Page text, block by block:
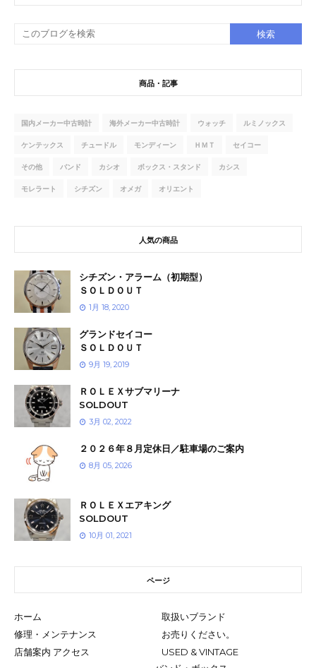
商品・記事
国内メーカー中古時計 海外メーカー中古時計 ウォッチ ルミノックス
ケンテックス チュードル モンディーン ＨＭＴ セイコー
その他 バンド カシオ ボックス・スタンド カシス
モレラート シチズン オメガ オリエント
人気の商品
シチズン・アラーム（初期型）
ＳＯＬＤＯＵＴ
1月 18, 2020
グランドセイコー
ＳＯＬＤＯＵＴ
9月 19, 2019
ＲＯＬＥＸサブマリーナ
SOLDOUT
3月 02, 2022
２０２６年８月定休日／駐車場のご案内
8月 05, 2026
ＲＯＬＥＸエアキング
SOLDOUT
10月 01, 2021
ページ
ホーム
取扱いブランド
修理・メンテナンス
お売りください。
店舗案内 アクセス
USED & VINTAGE